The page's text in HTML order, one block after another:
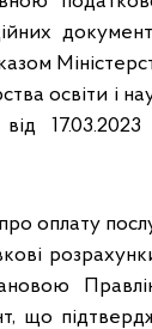
освіти і
від
оплату
що